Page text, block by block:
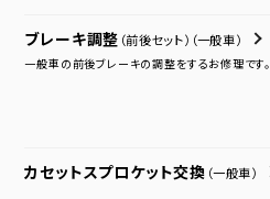
ブレーキ調整 （前後セット） （一般車）
一般車の前後ブレーキの調整をするお修理です。
カセットスプロケット交換 （一般車）